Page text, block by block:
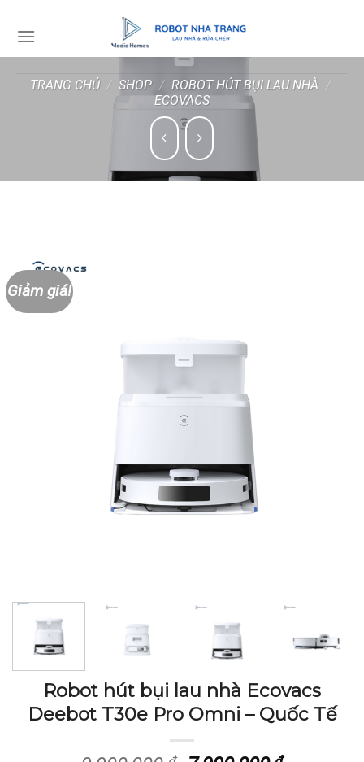
TRANG CHỦ / SHOP / ROBOT HÚT BỤI LAU NHÀ /
ECOVACS
Giảm giá!
Robot hút bụi lau nhà Ecovacs
Deebot T30e Pro Omni – Quốc Tế